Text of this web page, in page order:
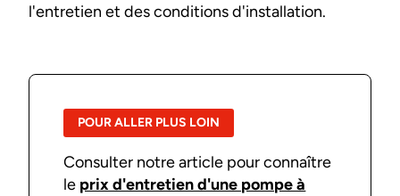
l'entretien et des conditions d'installation.
POUR ALLER PLUS LOIN
Consulter notre article pour connaître
le prix d'entretien d'une pompe à